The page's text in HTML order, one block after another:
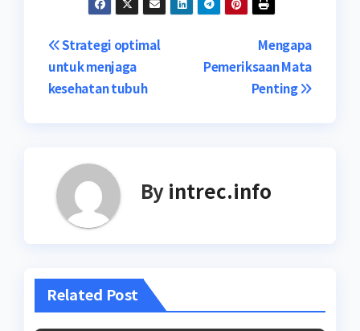
Post
navigation
Mengapa
Pemeriksaan Mata
Penting
Strategi optimal
untuk menjaga
kesehatan tubuh
By intrec.info
Related Post